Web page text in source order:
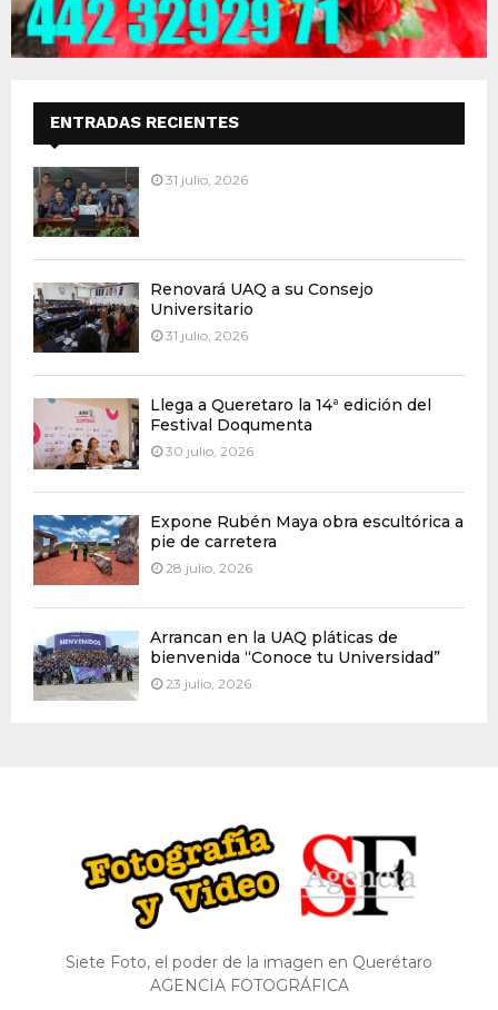
ENTRADAS RECIENTES
31 julio, 2026
Renovará UAQ a su Consejo
Universitario
31 julio, 2026
Llega a Queretaro la 14ª edición del
Festival Doqumenta
30 julio, 2026
Expone Rubén Maya obra escultórica a
pie de carretera
28 julio, 2026
Arrancan en la UAQ pláticas de
bienvenida “Conoce tu Universidad”
23 julio, 2026
Siete Foto, el poder de la imagen en Querétaro
AGENCIA FOTOGRÁFICA